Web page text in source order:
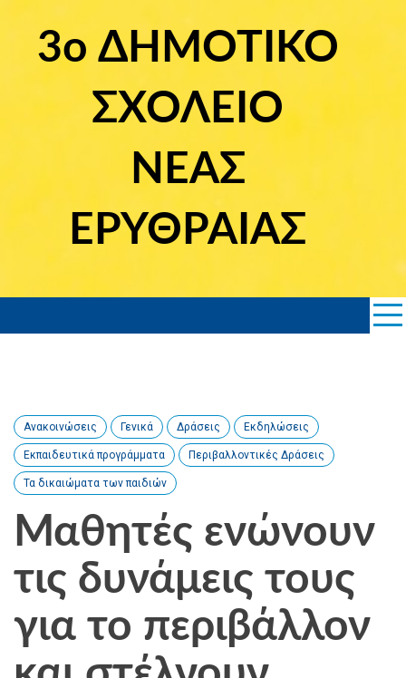
content3ο ΔΗΜΟΤΙΚΟ
ΣΧΟΛΕΙΟ
ΝΕΑΣ
ΕΡΥΘΡΑΙΑΣ
Ανακοινώσεις Γενικά Δράσεις Εκδηλώσεις
Εκπαιδευτικά προγράμματα Περιβαλλοντικές Δράσεις
Τα δικαιώματα των παιδιών
Μαθητές ενώνουν
τις δυνάμεις τους
για το περιβάλλον